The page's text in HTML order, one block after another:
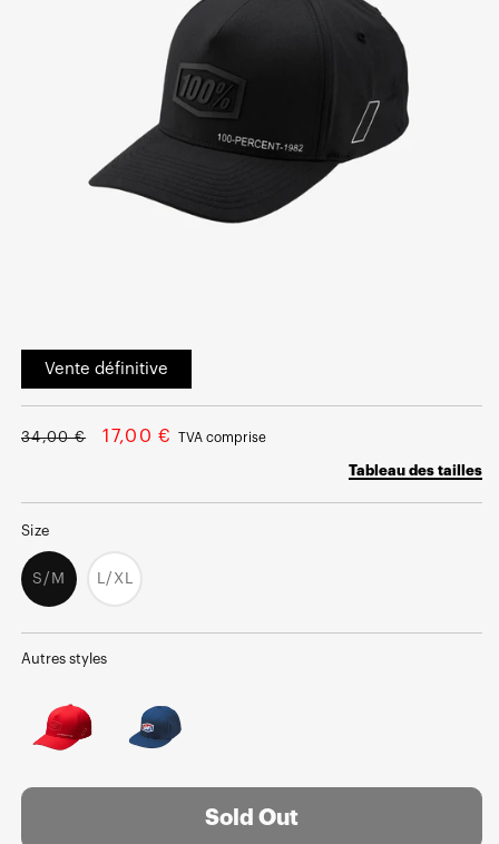
le
média
1
dans
fenêtre
Vente définitive
Prix
34,00 €
Prix
17,00 € TVA comprise
Tableau des tailles
Size
S/MVariant
sold
or
L/XLVariant
sold
or
Autres styles
Sold Out